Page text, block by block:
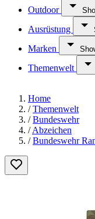
Outdoor
Ausrüstung
Marken
Themenwelt
Home
/ Themenwelt
/ Bundeswehr
/ Abzeichen
/ Bundeswehr